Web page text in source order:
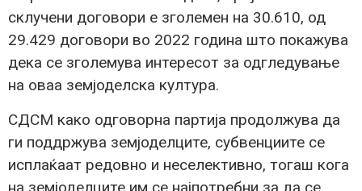
склучени договори е зголемен на 30.610, од
29.429 договори во 2022 година што покажува
дека се зголемува интересот за одгледување
на оваа земјоделска култура.
СДСМ како одговорна партија продолжува да
ги поддржува земјоделците, субвенциите се
исплаќаат редовно и неселективно, тогаш кога
на земјоделците им се најпотребни за да се